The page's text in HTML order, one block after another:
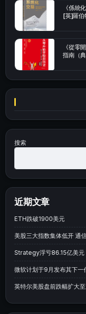
《係統
[英]羅伯
《從零
指南（
搜索
近期文章
ETH跌破1900美元
美股三大指数集体低开 通
Strategy浮亏86.15亿美
微软计划于9月发布其下
英特尔美股盘前跌幅扩大